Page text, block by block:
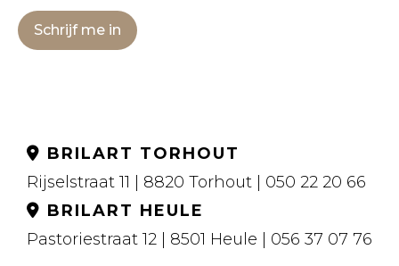
Schrijf me in
BRILART TORHOUT
Rijselstraat 11 | 8820 Torhout | 050 22 20 66
BRILART HEULE
Pastoriestraat 12 | 8501 Heule | 056 37 07 76